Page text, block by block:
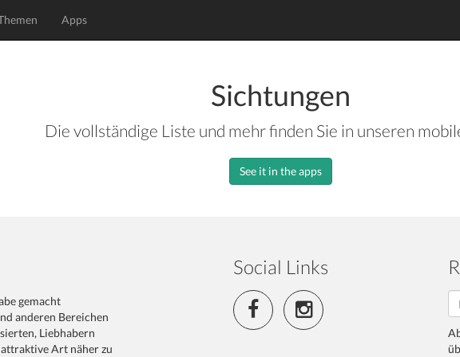
Apps
Sichtungen
Die vollständige Liste und mehr finden Sie in unseren
See it in the apps
gemacht
anderen Bereichen
Liebhabern
Art näher zu
Social Links